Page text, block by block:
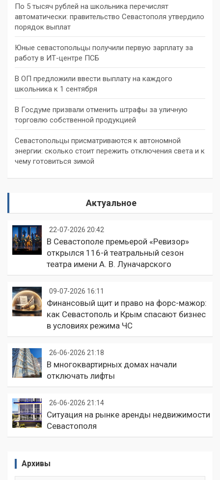
По 5 тысяч рублей на школьника перечислят
автоматически: правительство Севастополя утвердило
порядок выплат
Юные севастопольцы получили первую зарплату за
работу в ИТ-центре ПСБ
В ОП предложили ввести выплату на каждого
школьника к 1 сентября
В Госдуме призвали отменить штрафы за уличную
торговлю собственной продукцией
Севастопольцы присматриваются к автономной
энергии: сколько стоит пережить отключения света и к
чему готовиться зимой
Актуальное
22-07-2026 20:42
В Севастополе премьерой «Ревизор»
открылся 116-й театральный сезон
театра имени А. В. Луначарского
09-07-2026 16:11
Финансовый щит и право на форс-мажор:
как Севастополь и Крым спасают бизнес
в условиях режима ЧС
26-06-2026 21:18
В многоквартирных домах начали
отключать лифты
26-06-2026 21:14
Ситуация на рынке аренды недвижимости
Севастополя
Архивы